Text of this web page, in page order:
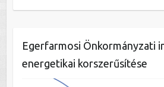
Egerfarmosi Önkormányzati
energetikai korszerűsítése